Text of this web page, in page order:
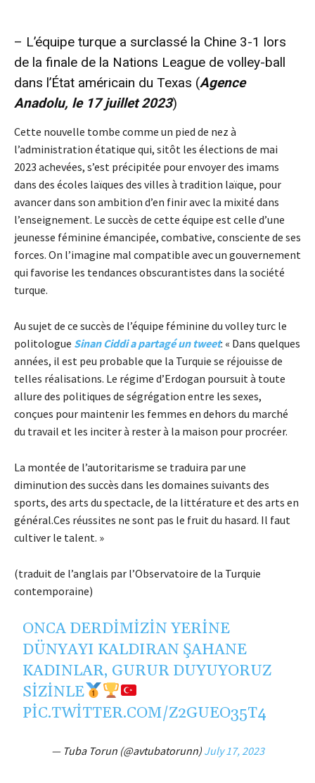
– L’équipe turque a surclassé la Chine 3-1 lors
de la finale de la Nations League de volley-ball
dans l’État américain du Texas (Agence
Anadolu, le 17 juillet 2023)
Cette nouvelle tombe comme un pied de nez à
l’administration étatique qui, sitôt les élections de mai
2023 achevées, s’est précipitée pour envoyer des imams
dans des écoles laïques des villes à tradition laïque, pour
avancer dans son ambition d’en finir avec la mixité dans
l’enseignement. Le succès de cette équipe est celle d’une
jeunesse féminine émancipée, combative, consciente de ses
forces. On l’imagine mal compatible avec un gouvernement
qui favorise les tendances obscurantistes dans la société
turque.
Au sujet de ce succès de l’équipe féminine du volley turc le
politologue Sinan Ciddi a partagé un tweet: « Dans quelques
années, il est peu probable que la Turquie se réjouisse de
telles réalisations. Le régime d’Erdogan poursuit à toute
allure des politiques de ségrégation entre les sexes,
conçues pour maintenir les femmes en dehors du marché
du travail et les inciter à rester à la maison pour procréer.
La montée de l’autoritarisme se traduira par une
diminution des succès dans les domaines suivants des
sports, des arts du spectacle, de la littérature et des arts en
général.Ces réussites ne sont pas le fruit du hasard. Il faut
cultiver le talent. »
(traduit de l’anglais par l’Observatoire de la Turquie
contemporaine)
ONCA DERDIMIZIN YERINE
DÜNYAYI KALDIRAN ŞAHANE
KADINLAR, GURUR DUYUYORUZ
SIZINLE
PIC.TWITTER.COM/Z2GUEO35T4
— Tuba Torun (@avtubatorunn) July 17, 2023